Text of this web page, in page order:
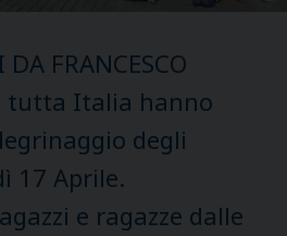
FRANCESCO
tutta Italia hanno
degli
17 Aprile.
e ragazze dalle